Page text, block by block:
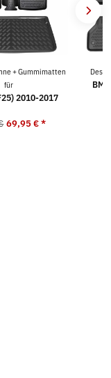
+ Gummimatten
für
2010-2017
69,95 €*